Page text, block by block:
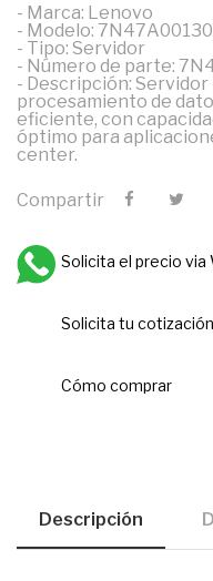
- Marca: Lenovo
- Modelo: 7N47A00130
- Tipo: Servidor
- Número de parte:
- Descripción:
procesamiento de
eficiente, con
óptimo para
center.
Compartir
Solicita el precio via
Solicita tu cotización
Cómo comprar
Descripción